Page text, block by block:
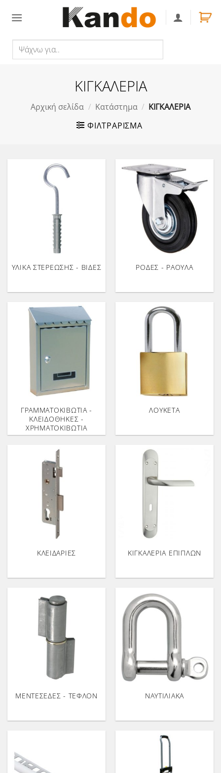
για..
ΚΙΓΚΑΛΕΡΙΑ
Αρχική σελίδα / Κατάστημα / ΚΙΓΚΑΛΕΡΙΑ
ΦΙΛΤΡΆΡΙΣΜΑ
ΥΛΙΚΑ ΣΤΕΡΕΩΣΗΣ - ΒΙΔΕΣ ΡΟΔΕΣ - ΡΑΟΥΛΑ
ΓΡΑΜΜΑΤΟΚΙΒΩΤΙΑ -
ΚΛΕΙΔΟΘΗΚΕΣ -
ΧΡΗΜΑΤΟΚΙΒΩΤΙΑ
ΛΟΥΚΕΤΑ
ΚΛΕΙΔΑΡΙΕΣ ΚΙΓΚΑΛΕΡΙΑ ΕΠΙΠΛΩΝ
ΜΕΝΤΕΣΕΔΕΣ - ΤΕΦΛΟΝ ΝΑΥΤΙΛΙΑΚΑ